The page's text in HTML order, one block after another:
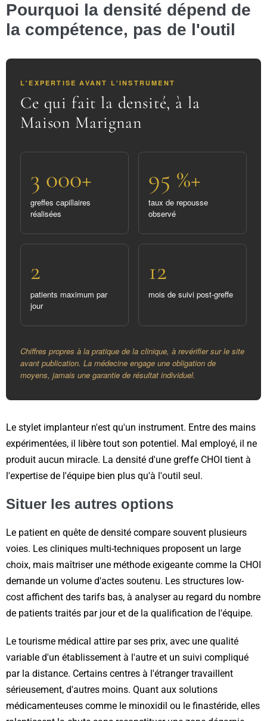
Pourquoi la densité dépend de
la compétence, pas de l'outil
L'EXPERTISE AVANT L'INSTRUMENT
Ce qui fait la densité, à la
Maison Marignan
3 000+
greffes capillaires
réalisées
95 %+
taux de repousse
observé
2
patients maximum par
jour
12
mois de suivi post-greffe
Chiffres propres à la pratique de la clinique, à revérifier sur le site
avant publication. La médecine engage une obligation de
moyens, jamais une garantie de résultat individuel.
Le stylet implanteur n'est qu'un instrument. Entre des mains
expérimentées, il libère tout son potentiel. Mal employé, il ne
produit aucun miracle. La densité d'une greffe CHOI tient à
l'expertise de l'équipe bien plus qu'à l'outil seul.
Situer les autres options
Le patient en quête de densité compare souvent plusieurs
voies. Les cliniques multi-techniques proposent un large
choix, mais maîtriser une méthode exigeante comme la CHOI
demande un volume d'actes soutenu. Les structures low-
cost affichent des tarifs bas, à analyser au regard du nombre
de patients traités par jour et de la qualification de l'équipe.
Le tourisme médical attire par ses prix, avec une qualité
variable d'un établissement à l'autre et un suivi compliqué
par la distance. Certains centres à l'étranger travaillent
sérieusement, d'autres moins. Quant aux solutions
médicamenteuses comme le minoxidil ou le finastéride, elles